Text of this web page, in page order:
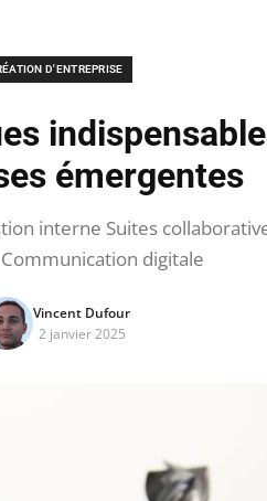
D'ENTREPRISE
émergentes
interne Suites
digitale
Vincent Dufour
2 janvier 2025